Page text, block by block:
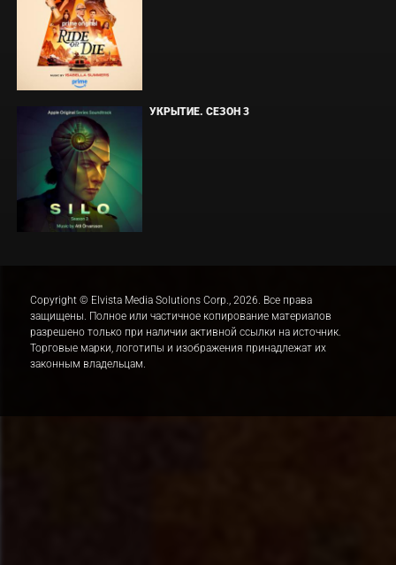
УКРЫТИЕ. СЕЗОН 3
Copyright © Elvista Media Solutions Corp., 2026. Все права
защищены. Полное или частичное копирование материалов
разрешено только при наличии активной ссылки на источник.
Торговые марки, логотипы и изображения принадлежат их
законным владельцам.